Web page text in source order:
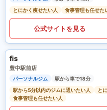
とにかく痩せたい人
食事管理も任せた
公式サイトを見る
fis
豊中駅前店
パーソナルジム
駅から車で18分
駅から5分以内のジムに通いたい人
と
食事管理も任せたい人